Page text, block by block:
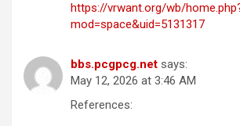
https://vrwant.org/wb/
mod=space&uid=5131317
bbs.pcgpcg.net says:
May 12, 2026 at 3:46 AM
References: